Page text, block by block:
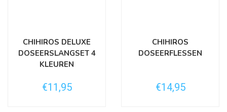
CHIHIROS DELUXE
DOSEERSLANGSET 4
KLEUREN
€11,95
CHIHIROS
DOSEERFLESSEN
€14,95